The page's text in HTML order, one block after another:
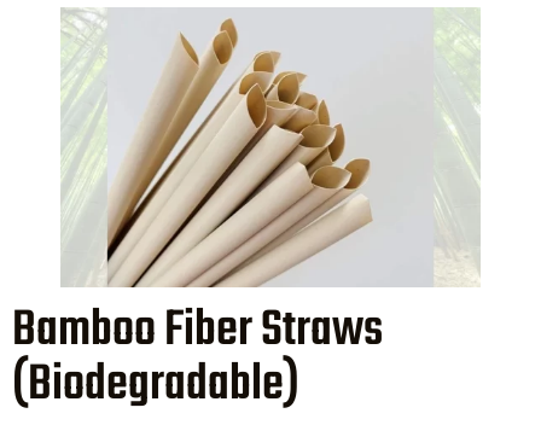
Bamboo Fiber Straws
(Biodegradable)